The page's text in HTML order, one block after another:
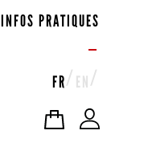
INFOS PRATIQUES
FR EN